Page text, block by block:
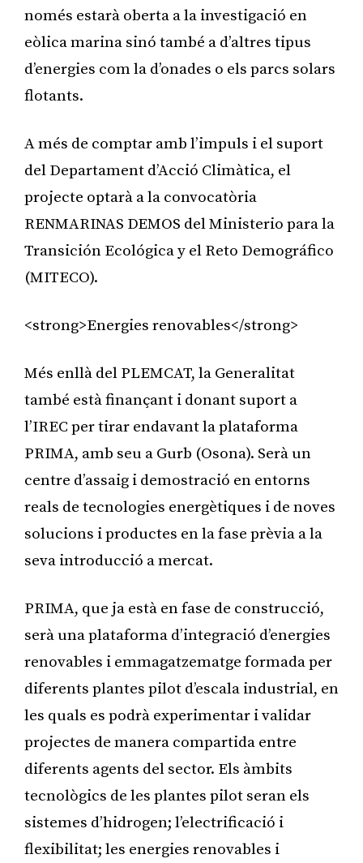
només estarà oberta a la investigació en
eòlica marina sinó també a d’altres tipus
d’energies com la d’onades o els parcs solars
flotants.
A més de comptar amb l’impuls i el suport
del Departament d’Acció Climàtica, el
projecte optarà a la convocatòria
RENMARINAS DEMOS del Ministerio para la
Transición Ecológica y el Reto Demográfico
(MITECO).
<strong>Energies renovables</strong>
Més enllà del PLEMCAT, la Generalitat
també està finançant i donant suport a
l’IREC per tirar endavant la plataforma
PRIMA, amb seu a Gurb (Osona). Serà un
centre d’assaig i demostració en entorns
reals de tecnologies energètiques i de noves
solucions i productes en la fase prèvia a la
seva introducció a mercat.
PRIMA, que ja està en fase de construcció,
serà una plataforma d’integració d’energies
renovables i emmagatzematge formada per
diferents plantes pilot d’escala industrial, en
les quals es podrà experimentar i validar
projectes de manera compartida entre
diferents agents del sector. Els àmbits
tecnològics de les plantes pilot seran els
sistemes d’hidrogen; l’electrificació i
flexibilitat; les energies renovables i